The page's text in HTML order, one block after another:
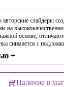
слайдеры
на
основе,
снимается с
+
Наличие в